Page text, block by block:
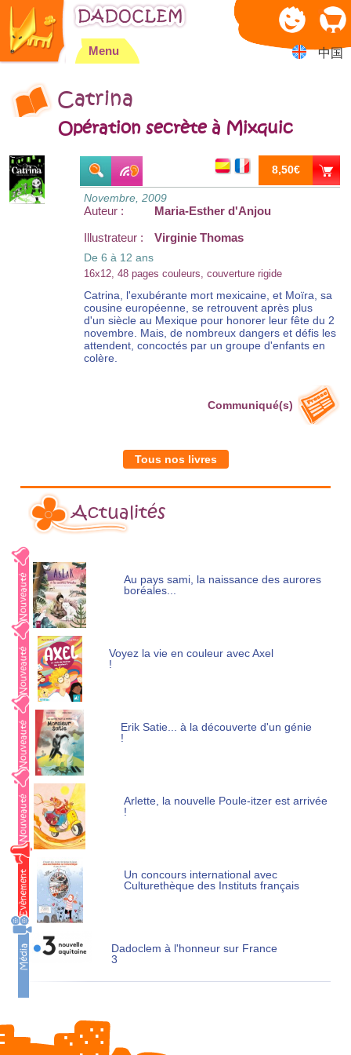
Jump to navigation
Menu 中国
Catrina
Opération secrète à Mixquic
8,50€
Novembre, 2009
Auteur :
Maria-Esther d'Anjou
Illustrateur :
Virginie Thomas
De 6 à 12 ans
16x12, 48 pages couleurs, couverture rigide
Catrina, l'exubérante mort mexicaine, et Moïra, sa
cousine européenne, se retrouvent après plus
d'un siècle au Mexique pour honorer leur fête du 2
novembre. Mais, de nombreux dangers et défis les
attendent, concoctés par un groupe d'enfants en
colère.
Communiqué(s)
Tous nos livres
Actualités
Au pays sami, la naissance des aurores
boréales...
Voyez la vie en couleur avec Axel
!
Erik Satie... à la découverte d'un génie
!
Arlette, la nouvelle Poule-itzer est arrivée
!
Un concours international avec
Culturethèque des Instituts français
Dadoclem à l'honneur sur France
3